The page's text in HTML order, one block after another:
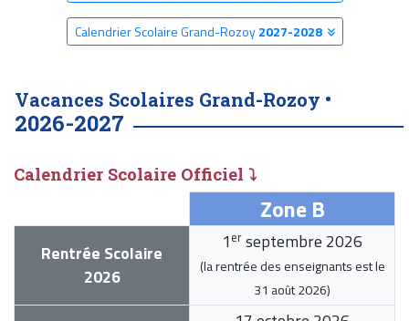
Calendrier Scolaire Grand-Rozoy2027-2028
Vacances Scolaires Grand-Rozoy •
2026-2027
Calendrier Scolaire Officiel ⤵
Zone B
Rentrée Scolaire
2026
1 er septembre 2026
(la rentrée des enseignants est le
31 août 2026)